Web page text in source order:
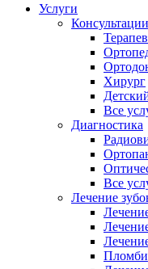
Услуги
Хирург
Все
Диагностика
Все
Лечение